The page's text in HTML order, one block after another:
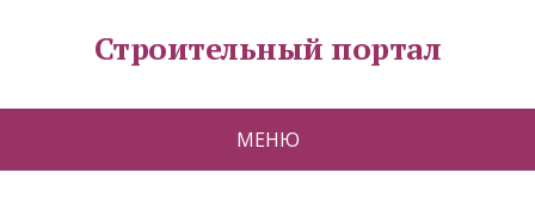
Строительный портал
МЕНЮ